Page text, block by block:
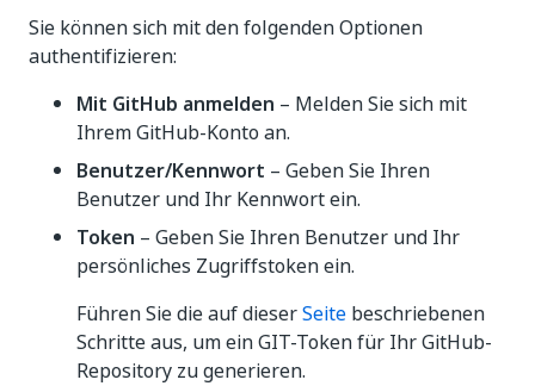
Sie können sich mit den folgenden Optionen
authentifizieren:
Mit GitHub anmelden – Melden Sie sich mit
Ihrem GitHub-Konto an.
Benutzer/Kennwort – Geben Sie Ihren
Benutzer und Ihr Kennwort ein.
Token – Geben Sie Ihren Benutzer und Ihr
persönliches Zugriffstoken ein.
Führen Sie die auf dieserSeite beschriebenen
Schritte aus, um ein GIT-Token für Ihr GitHub-
Repository zu generieren.